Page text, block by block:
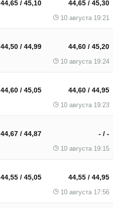
44,65 / 45,10 44,65 / 45,30
10 августа 19:21
44,50 / 44,99 44,60 / 45,20
10 августа 19:24
44,60 / 45,05 44,60 / 44,95
10 августа 19:23
44,67 / 44,87 - / -
10 августа 19:15
44,55 / 45,05 44,55 / 44,95
10 августа 17:56